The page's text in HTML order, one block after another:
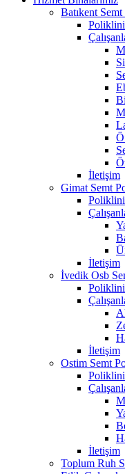
Batıkent
İletişim
Gimat Semt
İletişim
İvedik Osb
İletişim
Ostim Semt
İletişim
Toplum Ruh